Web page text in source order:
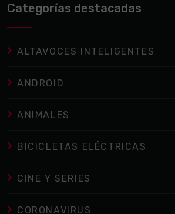
Categorías destacadas
ALTAVOCES INTELIGENTES
ANDROID
ANIMALES
BICICLETAS ELÉCTRICAS
CINE Y SERIES
CORONAVIRUS